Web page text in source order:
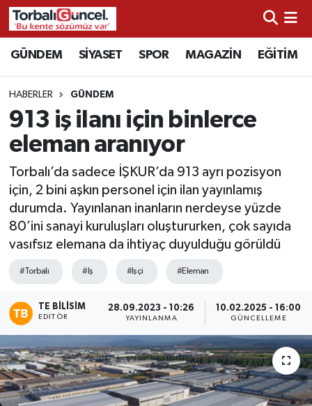
GÜNDEM SİYASET SPOR MAGAZİN EĞİTİM
HABERLER GÜNDEM
913 iş ilanı için binlerce
eleman aranıyor
Torbalı’da sadece İŞKUR’da 913 ayrı pozisyon
için, 2 bini aşkın personel için ilan yayınlamış
durumda. Yayınlanan inanların nerdeyse yüzde
80’ini sanayi kuruluşları oluştururken, çok sayıda
vasıfsız elemana da ihtiyaç duyulduğu görüldü
#Torbalı #Iş #Işçi #Eleman
TE BILISIM
EDITÖR
28.09.2023 - 10:26
YAYINLANMA
10.02.2025 - 16:00
GÜNCELLEME
İzmir Nöbetçi Eczaneler
İzmir Hava Durumu
İzmir Namaz Vakitleri
İzmir Trafik Yoğunluk Haritası
Süper Lig Puan Durumu ve Fikstür
Tüm Manşetler
Son Dakika Haberleri
Haber Arşivi